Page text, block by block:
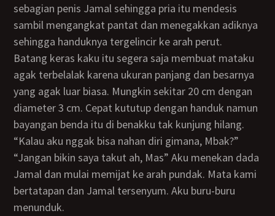
sebagian penis Jamal sehingga pria itu mendesis
sambil mengangkat pantat dan menegakkan adiknya
sehingga handuknya tergelincir ke arah perut.
Batang keras kaku itu segera saja membuat mataku
agak terbelalak karena ukuran panjang dan besarnya
yang agak luar biasa. Mungkin sekitar 20 cm dengan
diameter 3 cm. Cepat kututup dengan handuk namun
bayangan benda itu di benakku tak kunjung hilang.
“Kalau aku nggak bisa nahan diri gimana, Mbak?”
“Jangan bikin saya takut ah, Mas” Aku menekan dada
Jamal dan mulai memijat ke arah pundak. Mata kami
bertatapan dan Jamal tersenyum. Aku buru-buru
menunduk.